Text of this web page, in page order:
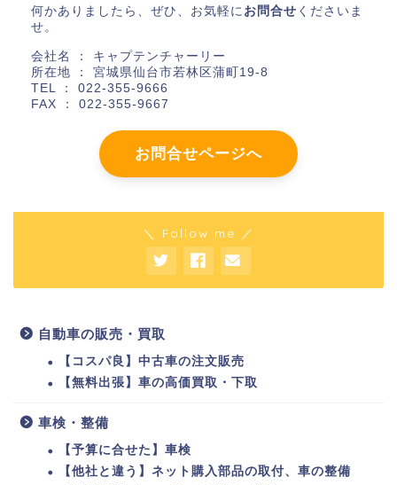
何かありましたら、ぜひ、お気軽に お問合せ くださいま
せ。
会社名 ： キャプテンチャーリー
所在地 ： 宮城県仙台市若林区蒲町19-8
TEL ： 022-355-9666
FAX ： 022-355-9667
お問合せページへ
＼ Follow me ／
自動車の販売・買取
【コスパ良】中古車の注文販売
【無料出張】車の高価買取・下取
車検・整備
【予算に合せた】車検
【他社と違う】ネット購入部品の取付、車の整備